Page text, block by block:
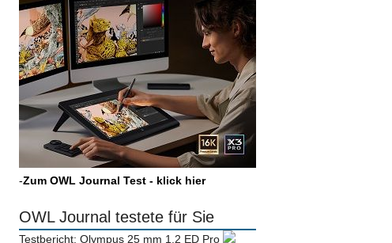
-Zum OWL Journal Test - klick hier
OWL Journal testete für Sie
Testbericht: Olympus 25 mm 1.2 ED Pro